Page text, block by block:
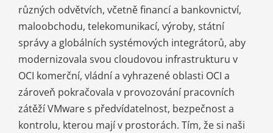
různých odvětvích, včetně financí a bankovnictví,
maloobchodu, telekomunikací, výroby, státní
správy a globálních systémových integrátorů, aby
modernizovala svou cloudovou infrastrukturu v
OCI komerční, vládní a vyhrazené oblasti OCI a
zároveň pokračovala v provozování pracovních
zátěží VMware s předvídatelnost, bezpečnost a
kontrolu, kterou mají v prostorách. Tím, že si naši